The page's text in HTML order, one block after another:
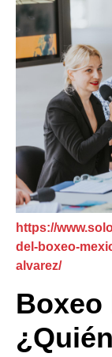
https://
del-boxeo-
alvarez/
Boxeo